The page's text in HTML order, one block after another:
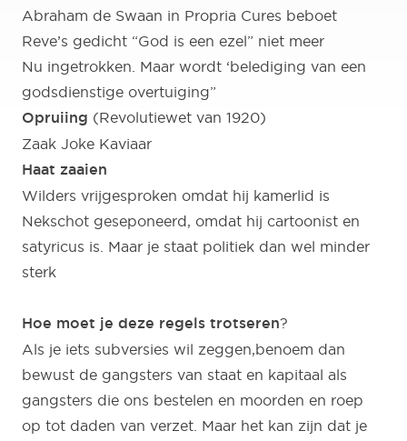
Abraham de Swaan in Propria Cures beboet
Reve’s gedicht “God is een ezel” niet meer
Nu ingetrokken. Maar wordt ‘belediging van een
godsdienstige overtuiging”
Opruiing (Revolutiewet van 1920)
Zaak Joke Kaviaar
Haat zaaien
Wilders vrijgesproken omdat hij kamerlid is
Nekschot geseponeerd, omdat hij cartoonist en
satyricus is. Maar je staat politiek dan wel minder
sterk
Hoe moet je deze regels trotseren?
Als je iets subversies wil zeggen,benoem dan
bewust de gangsters van staat en kapitaal als
gangsters die ons bestelen en moorden en roep
op tot daden van verzet. Maar het kan zijn dat je